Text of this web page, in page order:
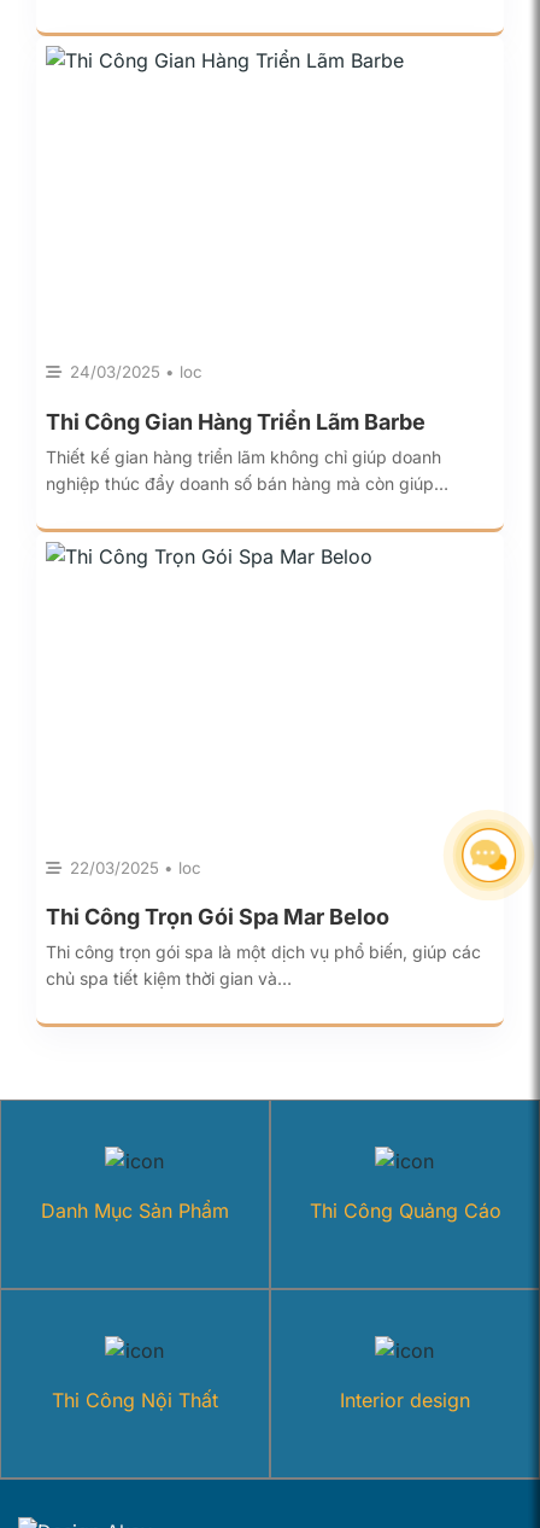
24/03/2025 • loc
Thi Công Gian Hàng Triển Lãm Barbe
Thiết kế gian hàng triển lãm không chỉ giúp doanh
nghiệp thúc đẩy doanh số bán hàng mà còn giúp…
22/03/2025 • loc
Thi Công Trọn Gói Spa Mar Beloo
Thi công trọn gói spa là một dịch vụ phổ biến, giúp các
chủ spa tiết kiệm thời gian và…
Danh Mục Sản Phẩm Thi Công Quảng Cáo
Thi Công Nội Thất Interior design